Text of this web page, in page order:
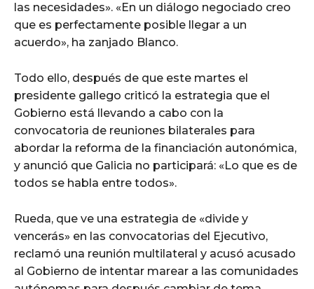
las necesidades». «En un diálogo negociado creo
que es perfectamente posible llegar a un
acuerdo», ha zanjado Blanco.
Todo ello, después de que este martes el
presidente gallego criticó la estrategia que el
Gobierno está llevando a cabo con la
convocatoria de reuniones bilaterales para
abordar la reforma de la financiación autonómica,
y anunció que Galicia no participará: «Lo que es de
todos se habla entre todos».
Rueda, que ve una estrategia de «divide y
vencerás» en las convocatorias del Ejecutivo,
reclamó una reunión multilateral y acusó acusado
al Gobierno de intentar marear a las comunidades